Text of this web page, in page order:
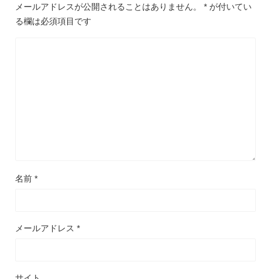
メールアドレスが公開されることはありません。 * が付いてい
る欄は必須項目です
名前 *
メールアドレス *